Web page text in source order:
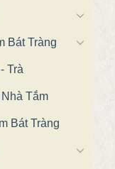
Bát Tràng
Trà
Tắm
Bát Tràng